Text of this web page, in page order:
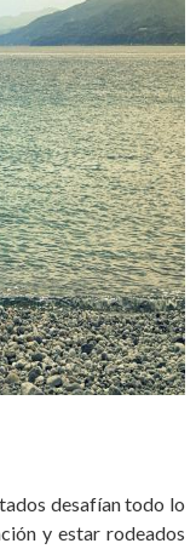
desafían todo lo
y estar rodeados